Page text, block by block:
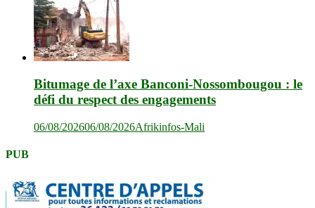
Bitumage de l’axe Banconi-Nossombougou : le
défi du respect des engagements
06/08/202606/08/2026Afrikinfos-Mali
PUB